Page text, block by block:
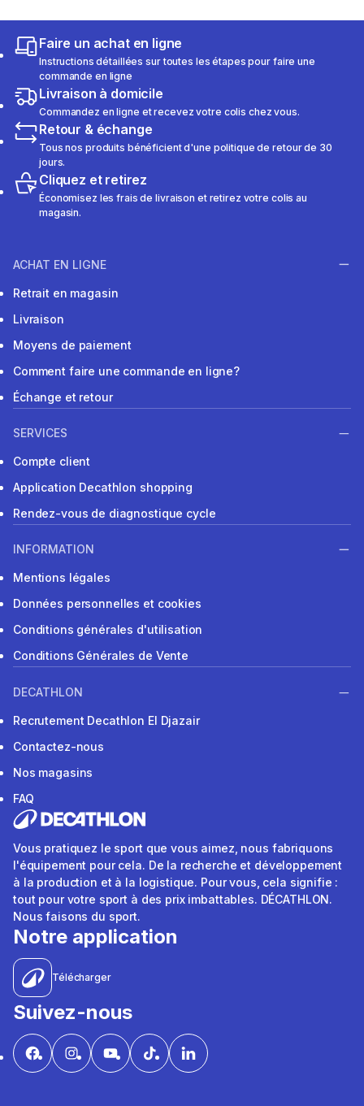
Faire un achat en ligne
Instructions détaillées sur toutes les étapes pour faire une
commande en ligne
Livraison à domicile
Commandez en ligne et recevez votre colis chez vous.
Retour & échange
Tous nos produits bénéficient d'une politique de retour de 30
jours.
Cliquez et retirez
Économisez les frais de livraison et retirez votre colis au
magasin.
ACHAT EN LIGNE
Retrait en magasin
Livraison
Moyens de paiement
Comment faire une commande en ligne?
Échange et retour
SERVICES
Compte client
Application Decathlon shopping
Rendez-vous de diagnostique cycle
INFORMATION
Mentions légales
Données personnelles et cookies
Conditions générales d'utilisation
Conditions Générales de Vente
DECATHLON
Recrutement Decathlon El Djazair
Contactez-nous
Nos magasins
FAQ
Vous pratiquez le sport que vous aimez, nous fabriquons
l'équipement pour cela. De la recherche et développement
à la production et à la logistique. Pour vous, cela signifie :
tout pour votre sport à des prix imbattables. DÉCATHLON.
Nous faisons du sport.
Notre application
Télécharger
Suivez-nous